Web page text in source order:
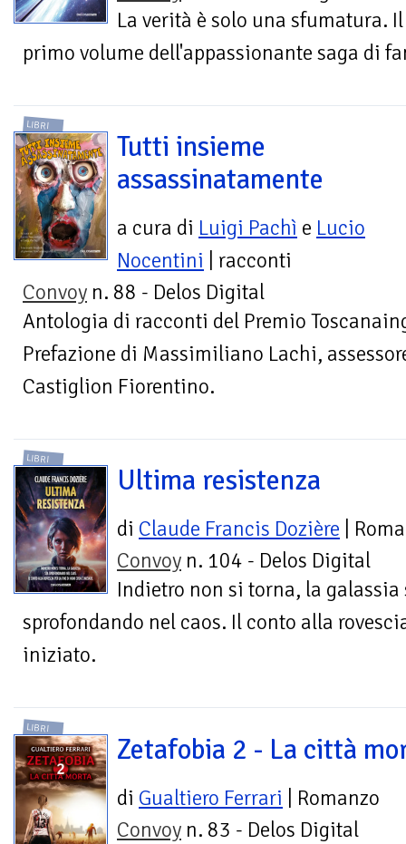
La verità è solo una sfumatura. Il
primo volume dell'appassionante saga di
LIBRI
Tutti insieme
assassinatamente
a cura di Luigi Pachì e Lucio
Nocentini | racconti
Convoy n. 88 - Delos Digital
Antologia di racconti del Premio
Prefazione di Massimiliano Lachi,
Castiglion Fiorentino.
LIBRI
Ultima resistenza
di Claude Francis Dozière |
Convoy n. 104 - Delos Digital
Indietro non si torna, la galassia
sprofondando nel caos. Il conto alla
iniziato.
LIBRI
Zetafobia 2 - La città
di Gualtiero Ferrari | Romanzo
Convoy n. 83 - Delos Digital